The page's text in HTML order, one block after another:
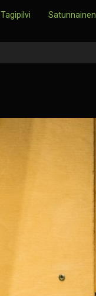
Tagipilvi Satunnainen